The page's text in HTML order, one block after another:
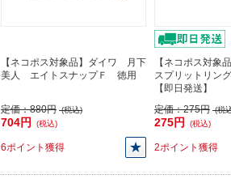
【ネコポス対象品】ダイワ 月下
美人 エイトスナップＦ 徳用
定価：880円 (税込)
704円 (税込)
6ポイント獲得
【ネコポス対象
スプリットリン
【即日発送】
定価：275円 (税
275円 (税込)
2ポイント獲得